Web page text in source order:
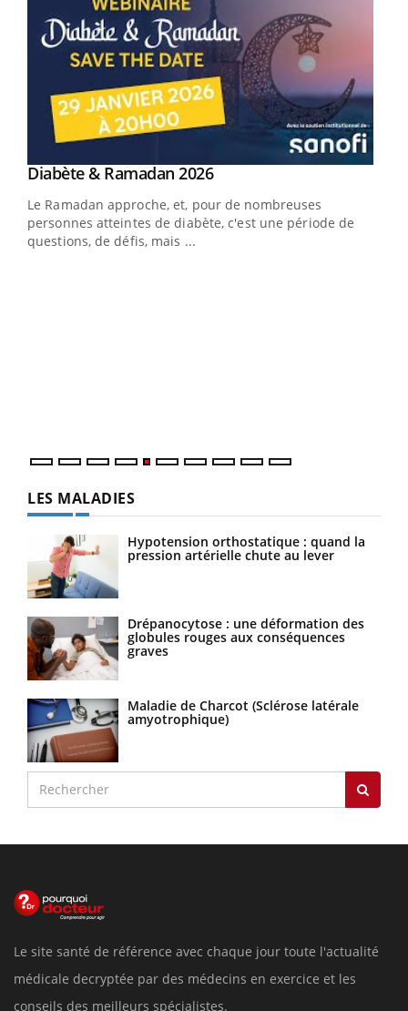
Youtube
Diabète & Ramadan 2026Youtube
Le Ramadan approche, et, pour de nombreuses
personnes atteintes de diabète, c'est une période de
questions, de défis, mais ...
LES MALADIES
Hypotension orthostatique : quand la
pression artérielle chute au lever
Drépanocytose : une déformation des
globules rouges aux conséquences
graves
Maladie de Charcot (Sclérose latérale
amyotrophique)
Le site santé de référence avec chaque jour toute l'actualité
médicale decryptée par des médecins en exercice et les
conseils des meilleurs spécialistes.